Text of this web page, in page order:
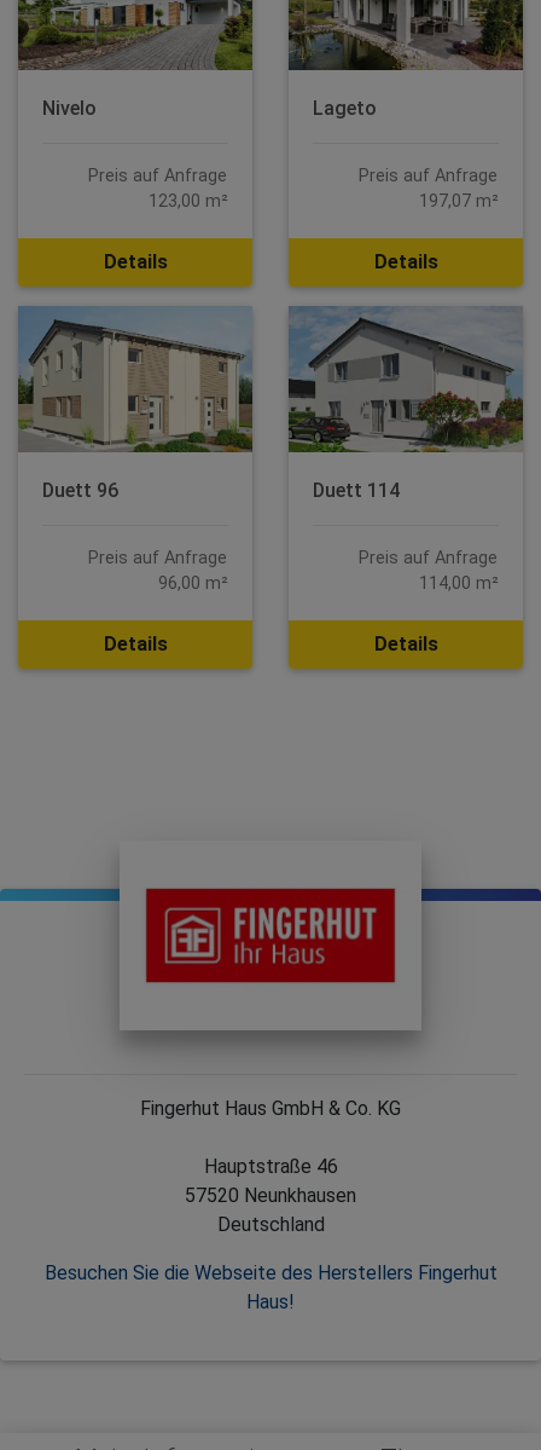
Nivelo
Preis auf Anfrage
123,00 m²
Details
Lageto
Preis auf Anfrage
197,07 m²
Details
Duett 96
Preis auf Anfrage
96,00 m²
Details
Duett 114
Preis auf Anfrage
114,00 m²
Details
Fingerhut Haus GmbH & Co. KG
Hauptstraße 46
57520 Neunkhausen
Deutschland
Besuchen Sie die Webseite des Herstellers Fingerhut
Haus!